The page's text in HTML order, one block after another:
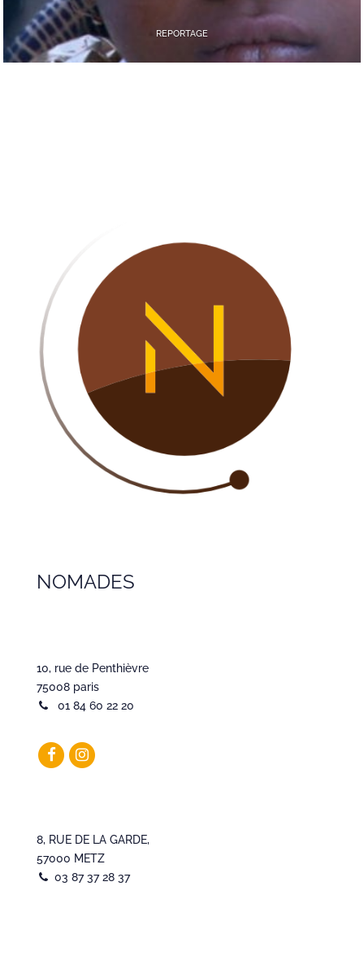
REPORTAGE
NOMADES
10, rue de Penthièvre
75008 paris
01 84 60 22 20
8, RUE DE LA GARDE,
57000 METZ
03 87 37 28 37